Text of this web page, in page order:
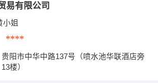
易有限公司
小姐
****
贵阳市中华中路137号（喷水池华联酒店旁
13楼）